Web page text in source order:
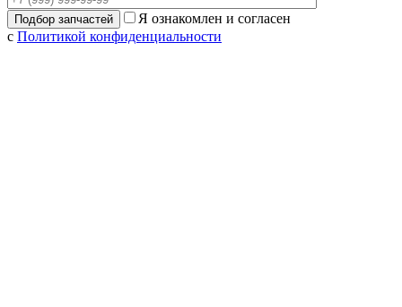
Я ознакомлен и согласен
с Политикой конфиденциальности